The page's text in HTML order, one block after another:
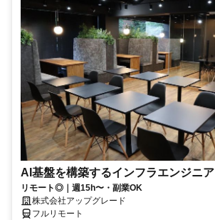
AI基盤を構築するインフラエンジニア
リモート◎｜週15h〜・副業OK
株式会社アップグレード
フルリモート